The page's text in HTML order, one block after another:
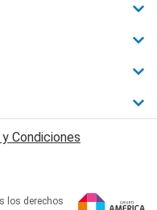
Condiciones
los derechos